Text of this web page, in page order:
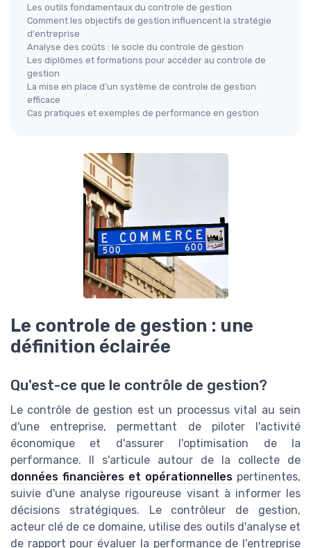
Les outils fondamentaux du controle de gestion
Comment les objectifs de gestion influencent la stratégie
d'entreprise
Analyse des coûts : le socle du controle de gestion
Les diplômes et formations pour accéder au controle de
gestion
La mise en place d'un système de controle de gestion
efficace
Cas pratiques et exemples de performance en gestion
Le controle de gestion : une
définition éclairée
Qu'est-ce que le contrôle de gestion?
Le contrôle de gestion est un processus vital au sein
d'une entreprise, permettant de piloter l'activité
économique et d'assurer l'optimisation de la
performance. Il s'articule autour de la collecte de
données financières et opérationnelles pertinentes,
suivie d'une analyse rigoureuse visant à informer les
décisions stratégiques. Le contrôleur de gestion,
acteur clé de ce domaine, utilise des outils d'analyse et
de rapport pour évaluer la performance de l'entreprise